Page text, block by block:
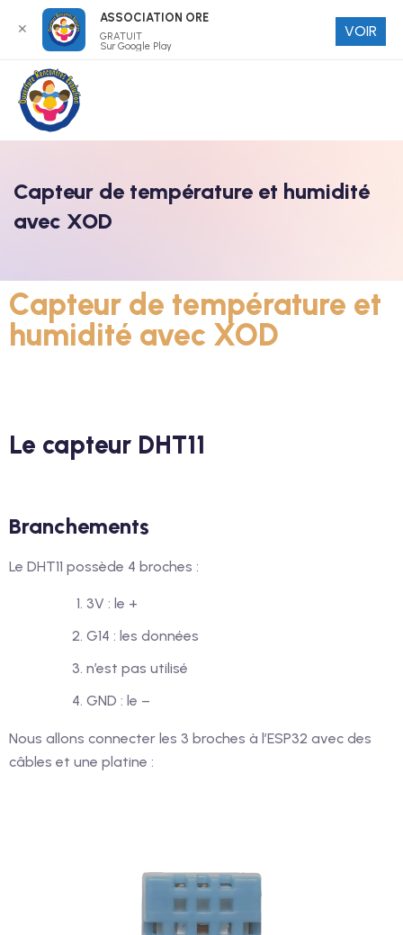
Capteur de température et humidité
avec XOD
Capteur de température et
humidité avec XOD
Le capteur DHT11
Branchements
Le DHT11 possède 4 broches :
3V : le +
G14 : les données
n’est pas utilisé
GND : le –
Nous allons connecter les 3 broches à l’ESP32 avec des
câbles et une platine :
✕
ASSOCIATION ORE
GRATUIT
Sur Google Play
VOIR